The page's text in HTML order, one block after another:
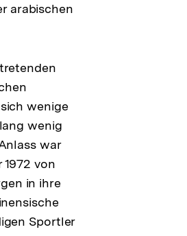
arabischen
wenige
wenig
war
von
in ihre
Sportler